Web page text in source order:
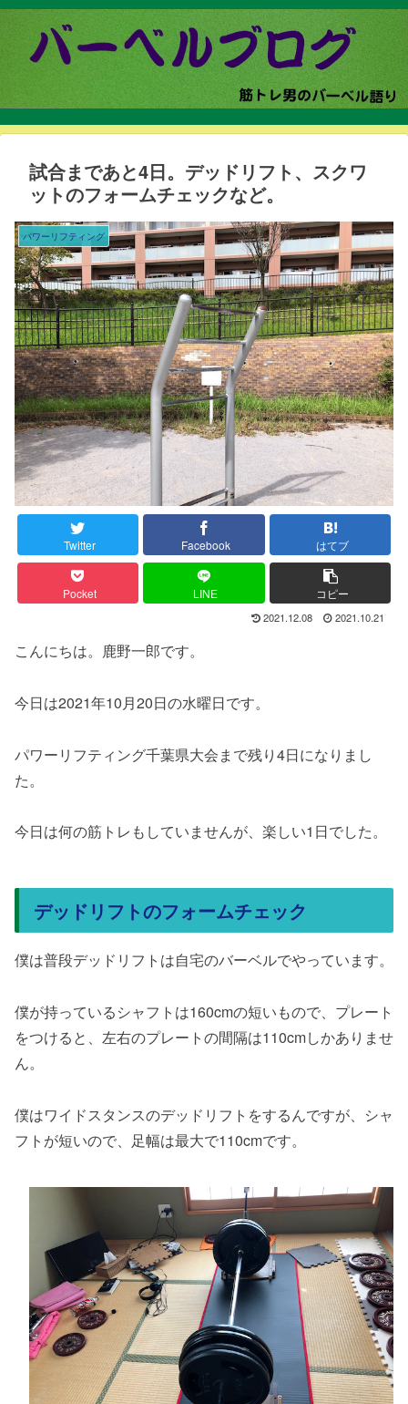
試合まであと4日。デッドリフト、スクワ
ットのフォームチェックなど。
パワーリフティング
Twitter Facebook はてブ
Pocket LINE コピー
2021.12.08 2021.10.21
こんにちは。鹿野一郎です。
今日は2021年10月20日の水曜日です。
パワーリフティング千葉県大会まで残り4日になりまし
た。
今日は何の筋トレもしていませんが、楽しい1日でした。
デッドリフトのフォームチェック
僕は普段デッドリフトは自宅のバーベルでやっています。
僕が持っているシャフトは160cmの短いもので、プレート
をつけると、左右のプレートの間隔は110cmしかありませ
ん。
僕はワイドスタンスのデッドリフトをするんですが、シャ
フトが短いので、足幅は最大で110cmです。